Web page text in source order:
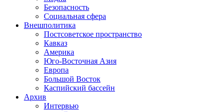
Безопасность
Социальная сфера
Внешполитика
Постсоветское пространство
Кавказ
Америка
Юго-Восточная Азия
Европа
Большой Восток
Каспийский бассейн
Архив
Интервью